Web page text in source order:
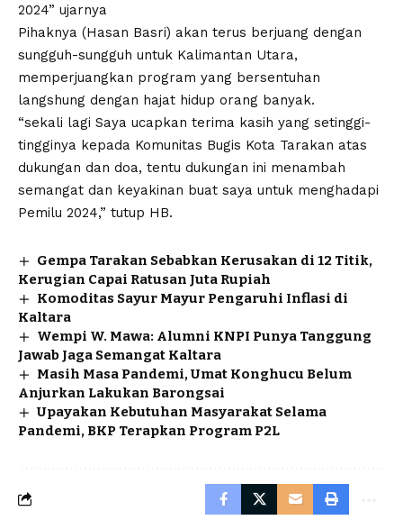
2024” ujarnya
Pihaknya (Hasan Basri) akan terus berjuang dengan
sungguh-sungguh untuk Kalimantan Utara,
memperjuangkan program yang bersentuhan
langshung dengan hajat hidup orang banyak.
“sekali lagi Saya ucapkan terima kasih yang setinggi-
tingginya kepada Komunitas Bugis Kota Tarakan atas
dukungan dan doa, tentu dukungan ini menambah
semangat dan keyakinan buat saya untuk menghadapi
Pemilu 2024,” tutup HB.
Gempa Tarakan Sebabkan Kerusakan di 12 Titik,
Kerugian Capai Ratusan Juta Rupiah
Komoditas Sayur Mayur Pengaruhi Inflasi di
Kaltara
Wempi W. Mawa: Alumni KNPI Punya Tanggung
Jawab Jaga Semangat Kaltara
Masih Masa Pandemi, Umat Konghucu Belum
Anjurkan Lakukan Barongsai
Upayakan Kebutuhan Masyarakat Selama
Pandemi, BKP Terapkan Program P2L